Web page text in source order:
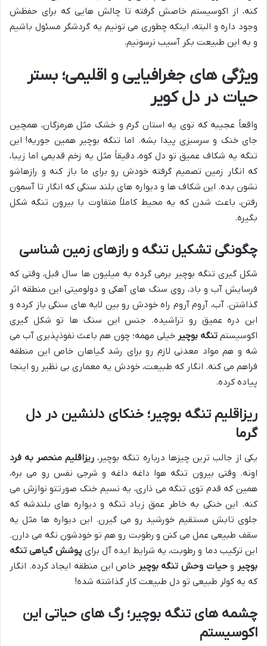
کنه، از اکوسیستم خاصش گرفته تا چالش هایی که برای حفظش
وجود داره و البته، اینکه چطوری می تونیم یه گردشگر مسئول باشیم
و به این طبیعت بکر آسیب نرسونیم.
ویژگی های جغرافیایی و اقلیمی؛ بستر
حیات در دل کویر
واقعاً عجیبه که توی یه استان گرم و خشک مثل هرمزگان، همچین
جای خنک و سرسبزی پیدا بشه. اما تنگه بوچیر همین جوریه! این
تنگه یه شکاف عمیق تو دل کوه، دقیقاً مثل یه زخم قدیمی اما زیبا،
که انگار زمین تصمیم گرفته خودش رو برای ما باز کنه و رازهاشو
نشون بده. این شکاف ها و دیواره های بلند سنگی که انگار تا آسمون
رفتن، باعث شدن که یه محیط کاملاً متفاوت با بیرون تنگه شکل
بگیره.
چگونگی تشکیل تنگه و رازهای زمین شناسی
شکل گیری تنگه بوچیر برمی گرده به میلیون ها سال قبل، وقتی که
فرسایش آب و باد، روی سنگ های آهکی و دولومیتی این منطقه اثر
گذاشتن. آب، آروم آروم راه خودش رو بین لایه های سنگی باز کرده و
این دره عمیق رو تراشیده. جنس این سنگ ها تو شکل گیری
اکوسیستمتنگه بوچیر خیلی مهمه؛ چون هم باعث نفوذپذیری آب می
شه و هم مواد معدنی لازم رو برای رشد گیاهان خاص این منطقه
فراهم می کنه. انگار که طبیعت، خودش یه معماری بی نظیر رو اینجا
پیاده کرده.
ریزاقلیم تنگه بوچیر؛ خنکای دلنشین در دل
گرما
یکی از جالب ترین چیزها درباره تنگه بوچیر، ریزاقلیم منحصر به فرد
اونه. وقتی بیرون تنگه هوا داغه داغه و شرجی نفس رو می بره،
همین که قدم توی تنگه می ذاری، یه نسیم خنک صورتتو نوازش می
کنه. این خنکی به خاطر عمق زیاد تنگه و دیواره های بلندشه که
جلوی تابش مستقیم خورشید رو می گیرن. این دیواره ها مثل یه
سقف طبیعی عمل می کنن و رطوبت رو هم تو خودشون نگه می دارن.
این ترکیب دما و رطوبت، یه شرایط ایده آل برایپوشش گیاهی تنگه
بوچیر وحیات وحش تنگه بوچیر خاص این منطقه ایجاد کرده. انگار
که یه کولر طبیعی تو دل طبیعت کار گذاشته شده!
چشمه های تنگه بوچیر؛ رگ های حیاتی این
اکوسیستم